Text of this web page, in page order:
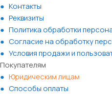
Контакты
Реквизиты
Политика обработки
Согласие на обработку
Условия продажи и
Покупателям
Юридическим лицам
Способы оплаты